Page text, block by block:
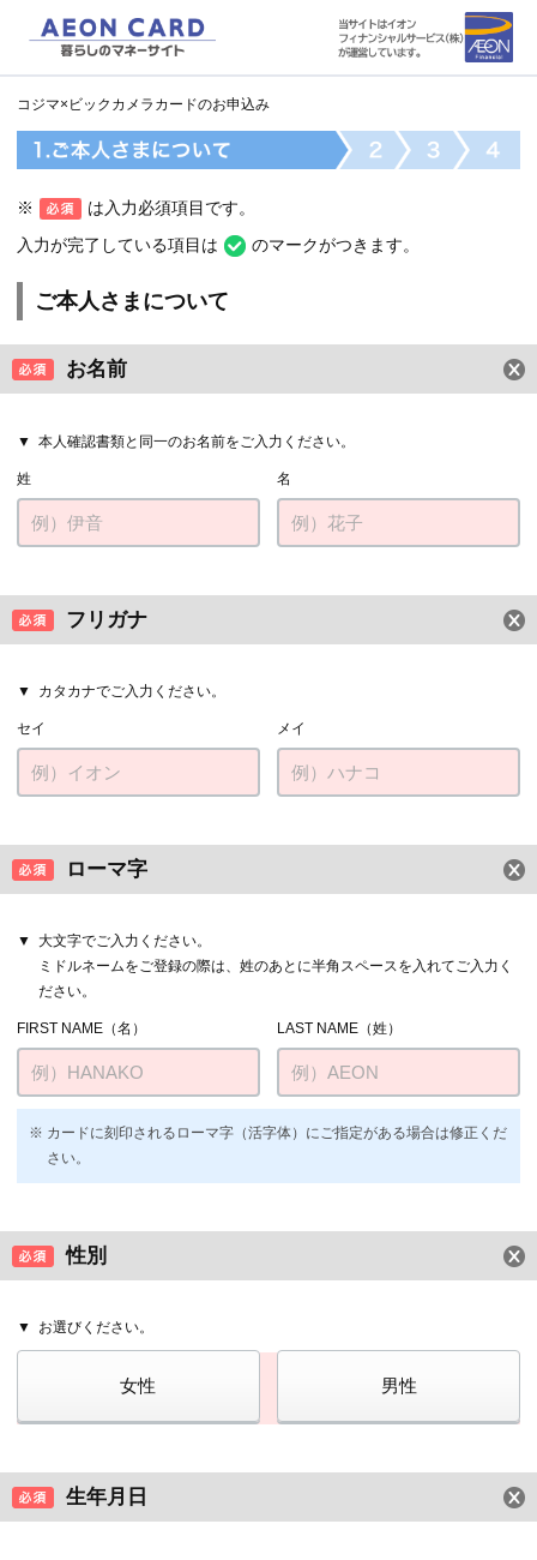
コジマ×ビックカメラカードのお申込み
※
は入力必須項目です。
入力が完了している項目は
のマークがつきます。
ご本人さまについて
お名前
本人確認書類と同一のお名前をご入力ください。
姓 名
フリガナ
カタカナでご入力ください。
セイ メイ
ローマ字
大文字でご入力ください。
ミドルネームをご登録の際は、姓のあとに半角スペースを入れてご入力く
ださい。
FIRST NAME（名） LAST NAME（姓）
カードに刻印されるローマ字（活字体）にご指定がある場合は修正くだ
さい。
性別
お選びください。
女性 男性
生年月日